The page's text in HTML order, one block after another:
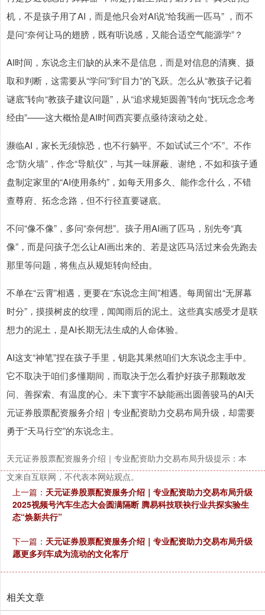
机，不是孩子用了AI，而是他只会对AI说“给我画一匹马” ，而不
是问“奈何让马的翅膀，既有听说感，又能合适空气能源学”？
AI时间，东说念主们缺的从来不是信息，而是对信息的清爽、摄
取和判断，这需要从“学问”到“目力”的飞跃。怎么从“教孩子记着
谜底”转向“教孩子建议问题”，从“追求规矩圆善”转向“抚玩念念考
经由”——这大概恰是AI时间西宾要点亟待滚动之处。
濒临AI，家长无须惊恐，也不行躺平。不如试试三个“不”。不作
念“防火墙”，作念“导航仪”，与其一味屏蔽、谢绝，不如和孩子通
盘制定家里的“AI使用条约”，如每天用多久、能作念什么，不错
查尊府、拓念念路，但不行径直要谜底。
不问“像不像”，多问“奈何想”。孩子用AI画了匹马，别先夸“真
像”，而是问孩子怎么让AI画出来的、若是这匹马活过来会先跑去
那里等问题，将焦点从规矩转向经由。
不单在“云霄”相遇，更要在“东说念主间”相遇。每周留出“无屏幕
时分”，摸摸树皮的纹理，闻闻雨后的泥土。这些真实感受才是联
想力的泥土，是AI长期无法生成的人命体验。
AI这支“神笔”捏在孩子手里，钥匙其果然咱们大东说念主手中。
它不取决于咱们多懂期间，而取决于怎么看护好孩子那颗敢发
问、善探索、有温度的心。未下寰宇不缺能画出圆善骏马的AI天
元证券股票配资服务介绍｜专业配资助力交易布局升级，却需要
勇于“天马行空”的东说念主。
天元证券股票配资服务介绍｜专业配资助力交易布局升级提示：本
文来自互联网，不代表本网站观点。
上一篇： 天元证券股票配资服务介绍｜专业配资助力交易布局升级
2025视频号汽车生态大会圆满隔断 腾易科技联袂行业共探实验生
态“焕新共行”
下一篇： 天元证券股票配资服务介绍｜专业配资助力交易布局升级
愿更多列车成为流动的文化客厅
相关文章